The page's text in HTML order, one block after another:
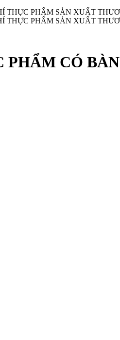
THỰC PHẨM SẢN XUẤT
THỰC PHẨM SẢN XUẤT
PHẨM CÓ